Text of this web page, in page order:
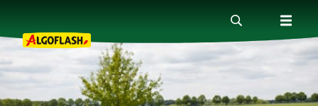
Nos produits